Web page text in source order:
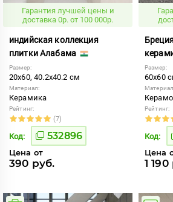
Гарантия лучшей цены и
доставка 0р. от 100 000р.
индийская коллекция
плитки Алабама
Размер:
20x60, 40.2x40.2 см
Материал:
Керамика
Рейтинг:
(7)
Код: 532896
Цена от
390 руб.
Размер:
60x60
Рейтинг:
Код:
Цена
1